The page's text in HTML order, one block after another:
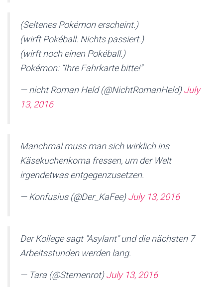
(Seltenes Pokémon erscheint.)
(wirft Pokéball. Nichts passiert.)
(wirft noch einen Pokéball.)
Pokémon: “Ihre Fahrkarte bitte!”
— nicht Roman Held (@NichtRomanHeld)July
13, 2016
Manchmal muss man sich wirklich ins
Käsekuchenkoma fressen, um der Welt
irgendetwas entgegenzusetzen.
— Konfusius (@Der_KaFee)July 13, 2016
Der Kollege sagt "Asylant" und die nächsten 7
Arbeitsstunden werden lang.
— Tara (@Sternenrot)July 13, 2016